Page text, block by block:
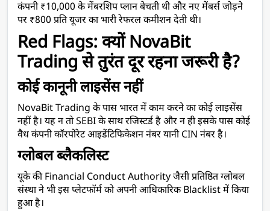
कंपनी ₹10,000 के मेंबरशिप प्लान बेचती थी और नए मेंबर्स जोड़ने
पर ₹800 प्रति यूजर का भारी रेफरल कमीशन देती थी।
Red Flags: क्यों NovaBit
Trading से तुरंत दूर रहना जरूरी है?
कोई कानूनी लाइसेंस नहीं
NovaBit Trading के पास भारत में काम करने का कोई लाइसेंस
नहीं है। यह न तो SEBI के साथ रजिस्टर्ड है और न ही इसके पास कोई
वैध कंपनी कॉरपोरेट आइडेंटिफिकेशन नंबर यानी CIN नंबर है।
ग्लोबल ब्लैकलिस्ट
यूके की Financial Conduct Authority जैसी प्रतिष्ठित ग्लोबल
संस्था ने भी इस प्लेटफॉर्म को अपनी आधिकारिक Blacklist में किया
हुआ है।